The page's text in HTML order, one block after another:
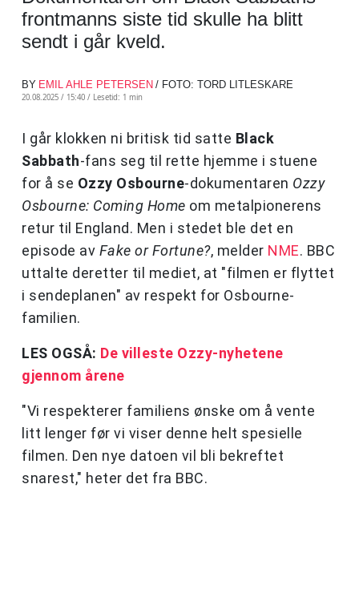
frontmanns siste tid skulle ha blitt
sendt i går kveld.
BY EMIL AHLE PETERSEN / FOTO: TORD LITLESKARE
20.08.2025 / 15:40 / Lesetid: 1 min
I går klokken ni britisk tid satte Black
Sabbath-fans seg til rette hjemme i stuene
for å se Ozzy Osbourne-dokumentaren Ozzy
Osbourne: Coming Home om metalpionerens
retur til England. Men i stedet ble det en
episode av Fake or Fortune?, melder NME. BBC
uttalte deretter til mediet, at "filmen er flyttet
i sendeplanen" av respekt for Osbourne-
familien.
LES OGSÅ: De villeste Ozzy-nyhetene
gjennom årene
"Vi respekterer familiens ønske om å vente
litt lenger før vi viser denne helt spesielle
filmen. Den nye datoen vil bli bekreftet
snarest," heter det fra BBC.